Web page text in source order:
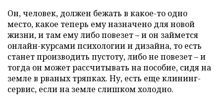
Он, человек, должен бежать в какое-то одно
место, какое теперь ему назначено для новой
жизни, и там ему либо повезет – и он займется
онлайн-курсами психологии и дизайна, то есть
станет производить пустоту, либо не повезет – и
тогда он может рассчитывать на пособие, сидя на
земле в рваных тряпках. Ну, есть еще клининг-
сервис, если на земле слишком холодно.